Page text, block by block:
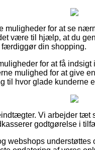
muligheder for at se
være til hjælp, at du
færdiggør din shopping.
for at få
mulighed for at give
til hvor glade kunderne
Vi arbejder tæt
godtgørelse i
webshops